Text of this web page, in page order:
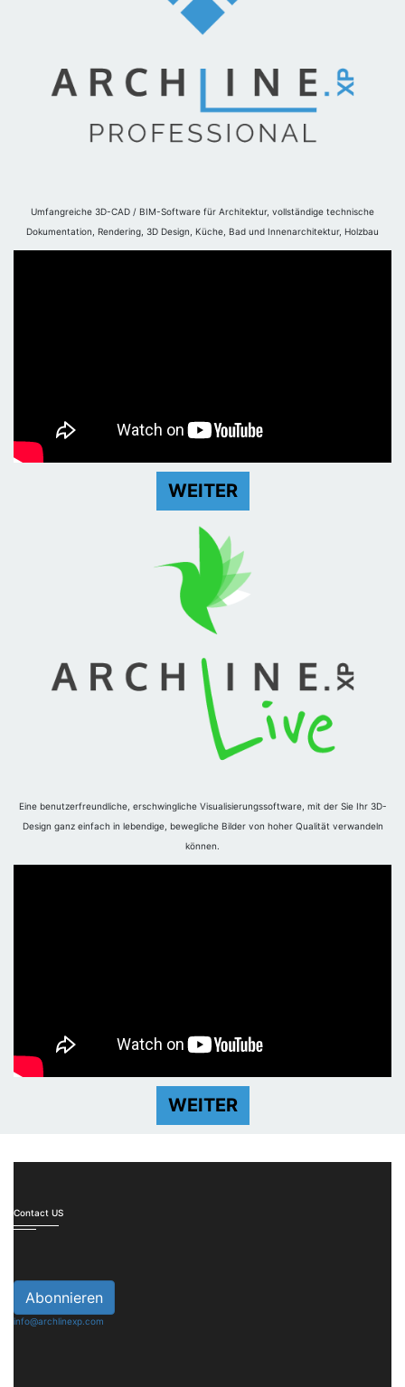
Umfangreiche 3D-CAD / BIM-Software für Architektur, vollständige technische
Dokumentation, Rendering, 3D Design, Küche, Bad und Innenarchitektur, Holzbau
WEITER
Eine benutzerfreundliche, erschwingliche Visualisierungssoftware, mit der Sie Ihr 3D-
Design ganz einfach in lebendige, bewegliche Bilder von hoher Qualität verwandeln
können.
WEITER
Contact US
Abonnieren
info@archlinexp.com